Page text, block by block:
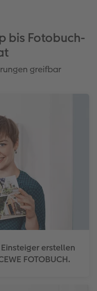
bis Fotobuch-
greifbar
erstellen
FOTOBUCH.